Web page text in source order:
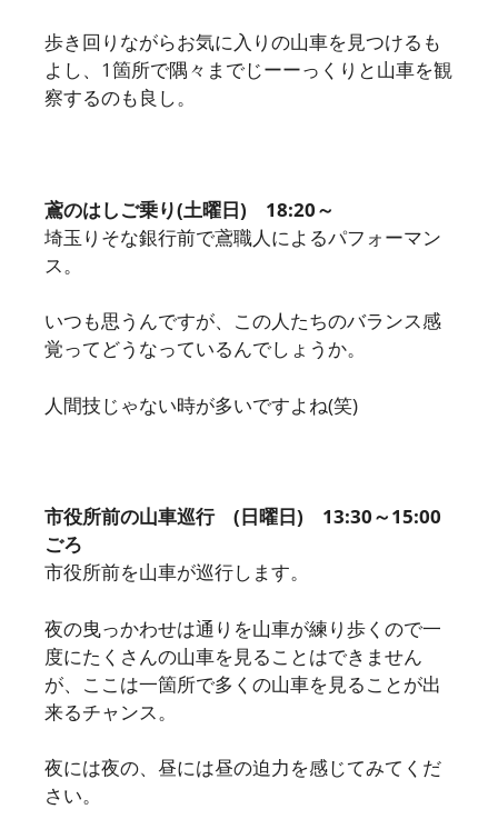
歩き回りながらお気に入りの山車を見つけるも
よし、1箇所で隅々までじーーっくりと山車を観
察するのも良し。
鳶のはしご乗り(土曜日) 18:20～
埼玉りそな銀行前で鳶職人によるパフォーマン
ス。
いつも思うんですが、この人たちのバランス感
覚ってどうなっているんでしょうか。
人間技じゃない時が多いですよね(笑)
市役所前の山車巡行 (日曜日) 13:30～15:00
ごろ
市役所前を山車が巡行します。
夜の曳っかわせは通りを山車が練り歩くので一
度にたくさんの山車を見ることはできません
が、ここは一箇所で多くの山車を見ることが出
来るチャンス。
夜には夜の、昼には昼の迫力を感じてみてくだ
さい。